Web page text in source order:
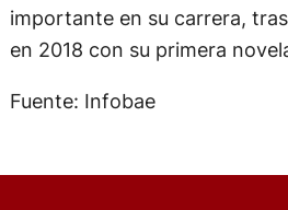
importante en su carrera,
en 2018 con su primera
Fuente: Infobae